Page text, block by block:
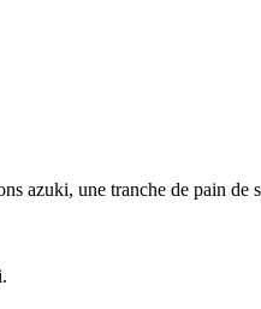
azuki, une tranche de pain